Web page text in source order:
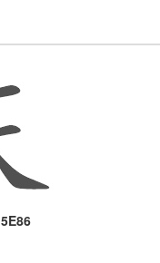
5E86